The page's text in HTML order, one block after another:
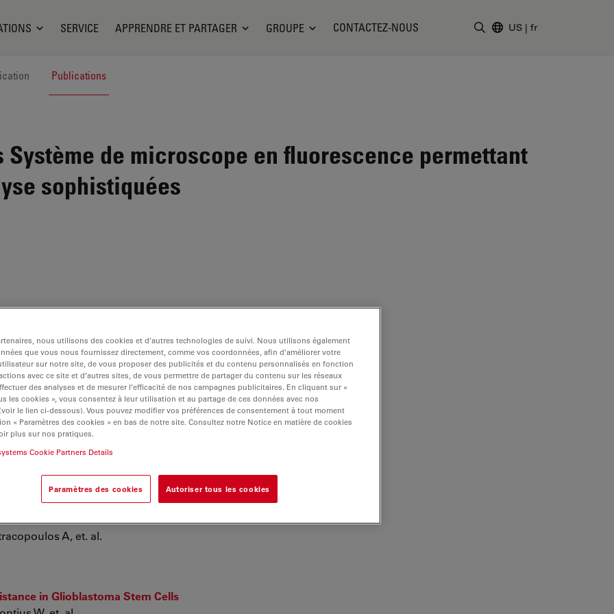
SERVICE APPRENDRE ET PARTAGER GROUPE CONTACTEZ-NOUS US | fr
Publications
Système de microscope en fluorescence permettant
sophistiquées
sori and spores from northeast of China
Muscle imaging pattern and clinical, histopathological, and
la Banda M, Felter A, et. al.
and cell fate maintenance
A, et. al.
in Glioblastoma Stem Cells
nous utilisons des cookies et d’autres technologies de suivi. Nous utilisons également
que vous nous fournissez directement, comme vos coordonnées, afin d’améliorer votre
sur notre site, de vous proposer des publicités et du contenu personnalisés en fonction
avec ce site et d’autres sites, de vous permettre de partager du contenu sur les réseaux
des analyses et de mesurer l’efficacité de nos campagnes publicitaires. En cliquant sur «
les cookies », vous consentez à leur utilisation et au partage de ces données avec nos
le lien ci-dessous). Vous pouvez modifier vos préférences de consentement à tout moment
« Paramètres des cookies » en bas de notre site. Consultez notre Notice en matière de cookies
plus sur nos pratiques.
Cookie Partners Details
Paramètres des cookies Autoriser tous les cookies